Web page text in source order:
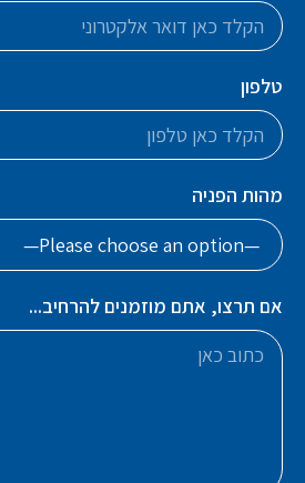
טלפון
מהות הפניה
אם תרצו, אתם מוזמנים להרחיב...